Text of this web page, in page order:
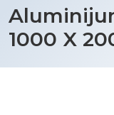
1000 X